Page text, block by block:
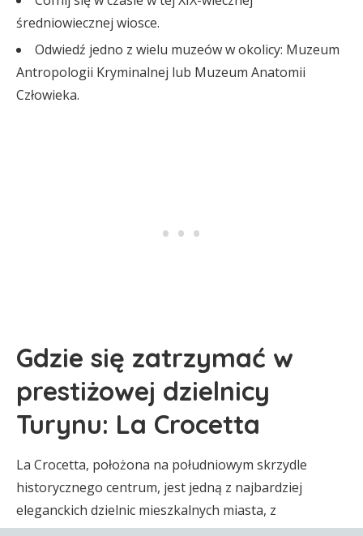
średniowiecznej wiosce.
Odwiedź jedno z wielu muzeów w okolicy: Muzeum
Antropologii Kryminalnej lub Muzeum Anatomii
Człowieka.
Gdzie się zatrzymać w
prestiżowej dzielnicy
Turynu: La Crocetta
La Crocetta, położona na południowym skrzydle
historycznego centrum, jest jedną z najbardziej
eleganckich dzielnic mieszkalnych miasta, z